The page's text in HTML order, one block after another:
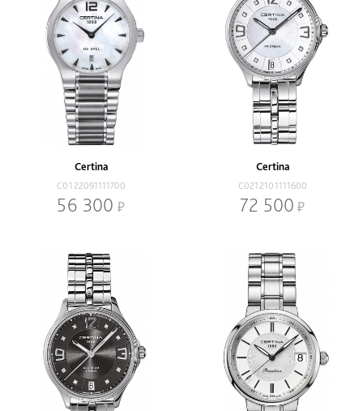
Certina
C0122091111700
56 300
Certina
C0212101111600
72 500